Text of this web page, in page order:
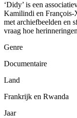
‘Didy’ is een
Kamilindi en
met archiefbeelden en
vraag hoe
Genre
Documentaire
Land
Frankrijk en Rwanda
Jaar